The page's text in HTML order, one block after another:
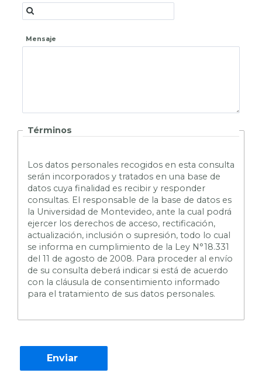
Mensaje
Términos
Los datos personales recogidos en esta consulta
serán incorporados y tratados en una base de
datos cuya finalidad es recibir y responder
consultas. El responsable de la base de datos es
la Universidad de Montevideo, ante la cual podrá
ejercer los derechos de acceso, rectificación,
actualización, inclusión o supresión, todo lo cual
se informa en cumplimiento de la Ley N°18.331
del 11 de agosto de 2008. Para proceder al envío
de su consulta deberá indicar si está de acuerdo
con la cláusula de consentimiento informado
para el tratamiento de sus datos personales.